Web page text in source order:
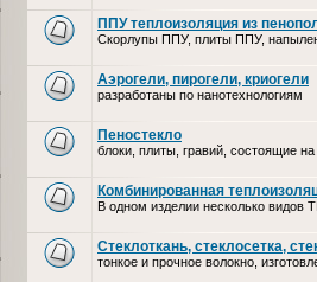
ППУ теплоизоляция из
Скорлупы ППУ, плиты ППУ,
Аэрогели, пирогели, криогели
разработаны по нанотехнологиям
Пеностекло
блоки, плиты, гравий, состоящие
Комбинированная
В одном изделии несколько видов
Стеклоткань, стеклосетка,
тонкое и прочное волокно,